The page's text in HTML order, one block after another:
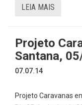
LEIA MAIS
Projeto
Santana,
07.07.14
Projeto Caravanas